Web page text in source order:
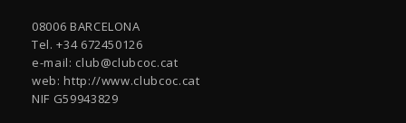
08006 BARCELONA
Tel. +34 672450126
e-mail: club@clubcoc.cat
web: http://www.clubcoc.cat
NIF G59943829